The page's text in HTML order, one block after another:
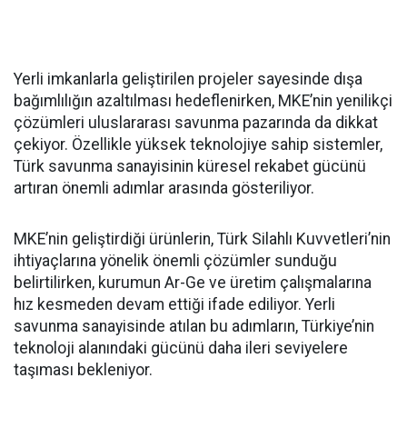
Yerli imkanlarla geliştirilen projeler sayesinde dışa
bağımlılığın azaltılması hedeflenirken, MKE’nin yenilikçi
çözümleri uluslararası savunma pazarında da dikkat
çekiyor. Özellikle yüksek teknolojiye sahip sistemler,
Türk savunma sanayisinin küresel rekabet gücünü
artıran önemli adımlar arasında gösteriliyor.
MKE’nin geliştirdiği ürünlerin, Türk Silahlı Kuvvetleri’nin
ihtiyaçlarına yönelik önemli çözümler sunduğu
belirtilirken, kurumun Ar-Ge ve üretim çalışmalarına
hız kesmeden devam ettiği ifade ediliyor. Yerli
savunma sanayisinde atılan bu adımların, Türkiye’nin
teknoloji alanındaki gücünü daha ileri seviyelere
taşıması bekleniyor.